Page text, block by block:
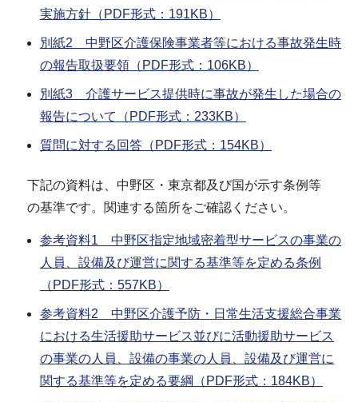
実施方針（PDF形式：191KB）
別紙2 中野区介護保険事業者等における事故発生時
の報告取扱要領（PDF形式：106KB）
別紙3 介護サービス提供時に事故が発生した場合の
報告について（PDF形式：233KB）
質問に対する回答（PDF形式：154KB）
下記の資料は、中野区・東京都及び国が示す条例等
の基準です。関連する箇所をご確認ください。
参考資料1 中野区指定地域密着型サービスの事業の
人員、設備及び運営に関する基準等を定める条例
（PDF形式：557KB）
参考資料2 中野区介護予防・日常生活支援総合事業
における生活援助サービス並びに活動援助サービス
の事業の人員、設備の事業の人員、設備及び運営に
関する基準等を定める要綱（PDF形式：184KB）